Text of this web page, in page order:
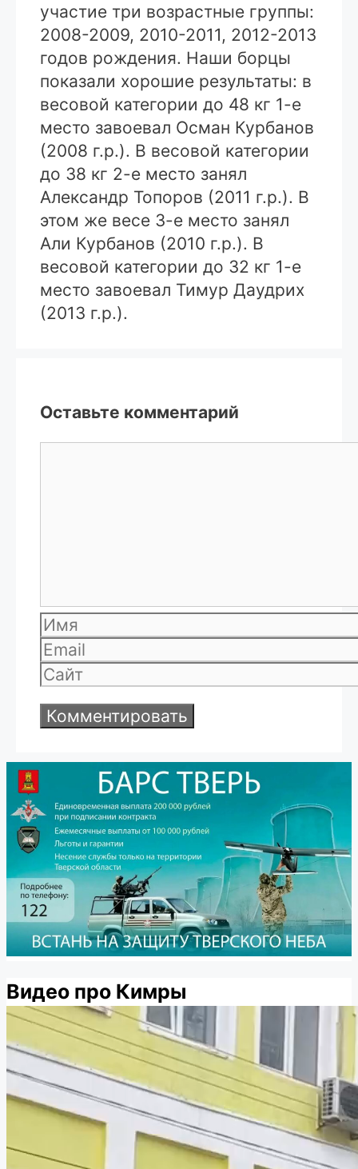
участие три возрастные группы:
2008-2009, 2010-2011, 2012-2013
годов рождения. Наши борцы
показали хорошие результаты: в
весовой категории до 48 кг 1-е
место завоевал Осман Курбанов
(2008 г.р.). В весовой категории
до 38 кг 2-е место занял
Александр Топоров (2011 г.р.). В
этом же весе 3-е место занял
Али Курбанов (2010 г.р.). В
весовой категории до 32 кг 1-е
место завоевал Тимур Даудрих
(2013 г.р.).
Оставьте комментарий
Имя
Email
Сайт
Видео про Кимры